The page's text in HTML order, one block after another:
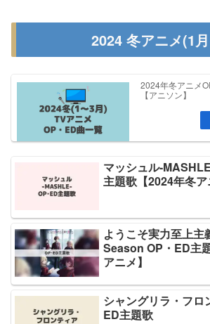
2024 冬アニメ(1
2024年冬アニメ
【アニソン】
マッシュル-
主題歌【2024年冬ア
ようこそ実力至上主
Season OP・ED主
アニメ】
シャングリラ・フロ
ED主題歌